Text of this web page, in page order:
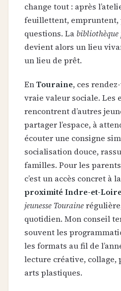
change tout : après
feuillettent, empruntent,
questions. La
devient alors un lieu
un lieu de prêt.
EnTouraine, ces
vraie valeur sociale. Les
rencontrent d’autres
partager l’espace, à
écouter une consigne
socialisation douce,
familles. Pour les
c’est un accès concret à la
proximité Indre-et-Loire
jeunesse Touraine
quotidien. Mon conseil
souvent les
les formats au fil de
lecture créative, collage,
arts plastiques.